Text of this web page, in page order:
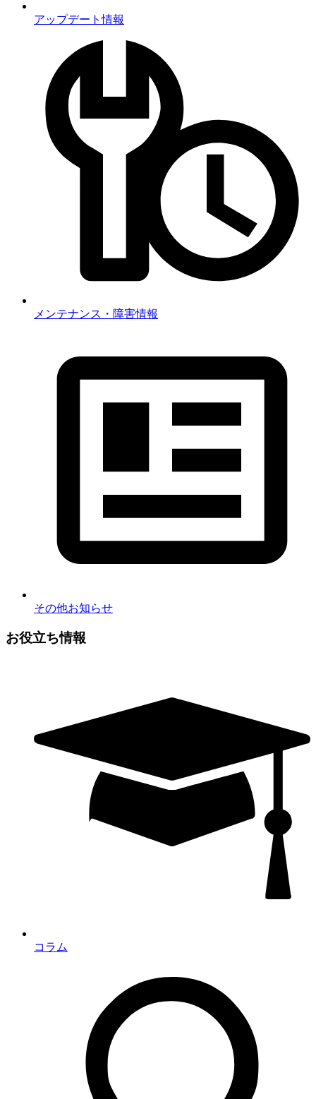
アップデート情報
メンテナンス・障害情報
その他お知らせ
お役立ち情報
コラム